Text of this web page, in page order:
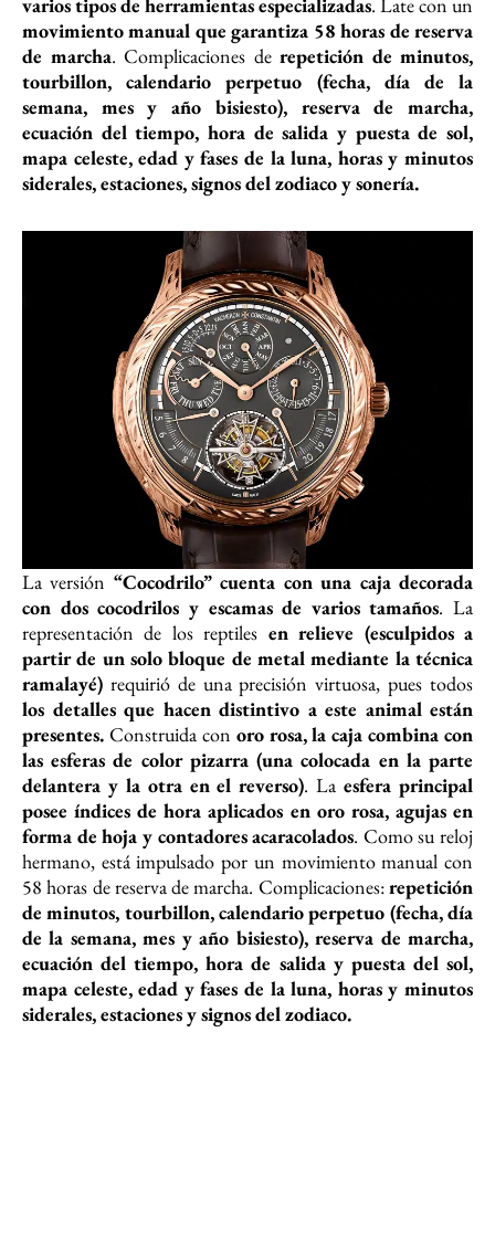
movimiento manual que garantiza 58 horas de reserva
de marcha. Complicaciones de repetición de minutos,
tourbillon, calendario perpetuo (fecha, día de la
semana, mes y año bisiesto), reserva de marcha,
ecuación del tiempo, hora de salida y puesta de sol,
mapa celeste, edad y fases de la luna, horas y minutos
siderales, estaciones, signos del zodiaco y sonería.
La versión “Cocodrilo” cuenta con una caja decorada
con dos cocodrilos y escamas de varios tamaños. La
representación de los reptiles en relieve (esculpidos a
partir de un solo bloque de metal mediante la técnica
ramalayé) requirió de una precisión virtuosa, pues todos
los detalles que hacen distintivo a este animal están
presentes. Construida con oro rosa, la caja combina con
las esferas de color pizarra (una colocada en la parte
delantera y la otra en el reverso). Laesfera principal
posee índices de hora aplicados en oro rosa, agujas en
forma de hoja y contadores acaracolados. Como su reloj
hermano, está impulsado por un movimiento manual con
58 horas de reserva de marcha. Complicaciones:repetición
de minutos, tourbillon, calendario perpetuo (fecha, día
de la semana, mes y año bisiesto), reserva de marcha,
ecuación del tiempo, hora de salida y puesta del sol,
mapa celeste, edad y fases de la luna, horas y minutos
siderales, estaciones y signos del zodiaco.